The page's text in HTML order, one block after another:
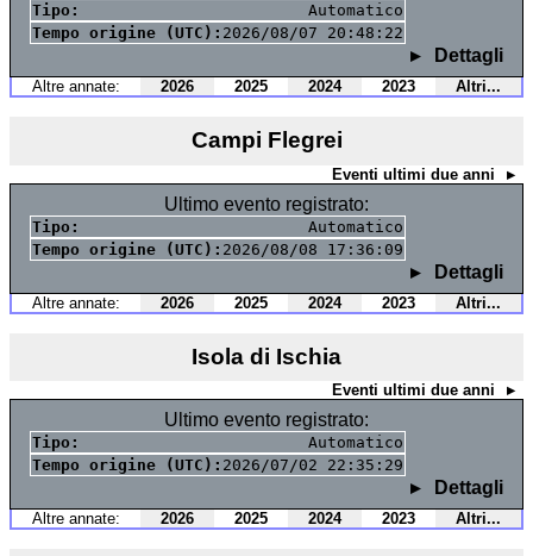
Tipo:
Automatico
Tempo origine (UTC): 2026/08/07 20:48:22
Dettagli
Altre annate: 2026 2025 2024 2023 Altri...
Campi Flegrei
Eventi ultimi due anni
Ultimo evento registrato:
Tipo:
Automatico
Tempo origine (UTC): 2026/08/08 17:36:09
Dettagli
Altre annate: 2026 2025 2024 2023 Altri...
Isola di Ischia
Eventi ultimi due anni
Ultimo evento registrato:
Tipo:
Automatico
Tempo origine (UTC): 2026/07/02 22:35:29
Dettagli
Altre annate: 2026 2025 2024 2023 Altri...